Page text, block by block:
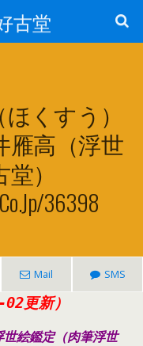
古堂
くすう）
高（浮世
）
36398
Mail SMS
更新）
世絵鑑定（肉筆浮世